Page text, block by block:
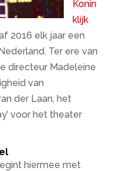
Konin
klijk
2016 elk jaar een
Ter ere van
directeur Madeleine
van
der Laan, het
voor het theater
hiermee met